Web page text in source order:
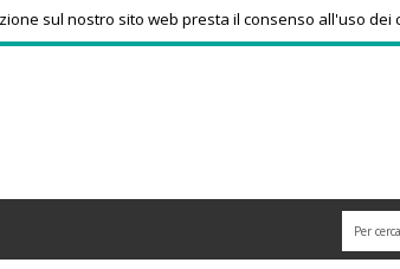
sul nostro sito web presta il consenso all'uso dei